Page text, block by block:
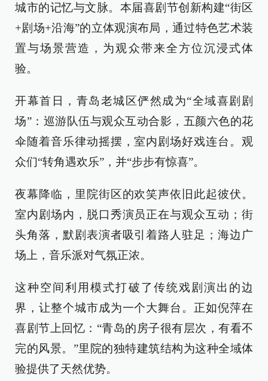
城市的记忆与文脉。本届喜剧节创新构建“街区
+剧场+沿海”的立体观演布局，通过特色艺术装
置与场景营造，为观众带来全方位沉浸式体
验。
开幕首日，青岛老城区俨然成为“全域喜剧剧
场”：巡游队伍与观众互动合影，五颜六色的花
伞随着音乐律动摇摆，室内剧场好戏连台。观
众们“转角遇欢乐”，并“步步有惊喜”。
夜幕降临，里院街区的欢笑声依旧此起彼伏。
室内剧场内，脱口秀演员正在与观众互动；街
头角落，默剧表演者吸引着路人驻足；海边广
场上，音乐派对气氛正浓。
这种空间利用模式打破了传统戏剧演出的边
界，让整个城市成为一个大舞台。正如倪萍在
喜剧节上回忆：“青岛的房子很有层次，有看不
完的风景。”里院的独特建筑结构为这种全域体
验提供了天然优势。